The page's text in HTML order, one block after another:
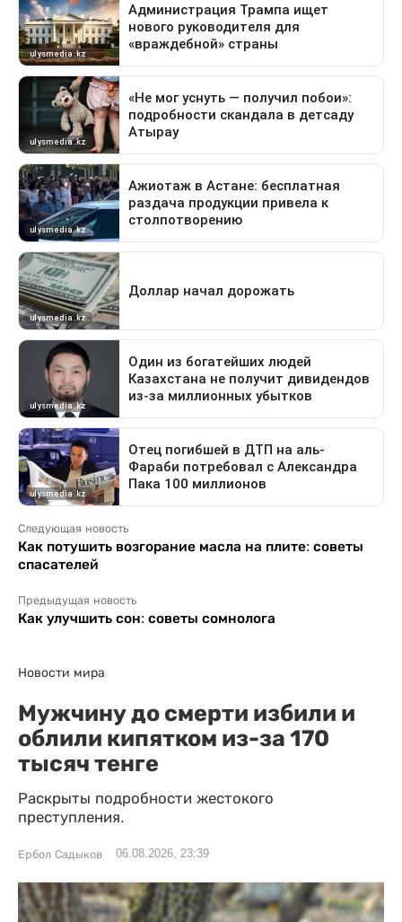
Следующая новость
Как потушить возгорание масла на плите: советы
спасателей
Предыдущая новость
Как улучшить сон: советы сомнолога
Новости мира
Мужчину до смерти избили и
облили кипятком из-за 170
тысяч тенге
Раскрыты подробности жестокого
преступления.
Ербол Садыков 06.08.2026, 23:39